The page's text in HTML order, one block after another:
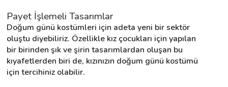
Payet İşlemeli Tasarımlar
Doğum günü kostümleri için adeta yeni bir sektör
oluştu diyebiliriz. Özellikle kız çocukları için yapılan
bir birinden şık ve şirin tasarımlardan oluşan bu
kıyafetlerden biri de, kızınızın doğum günü kostümü
için tercihiniz olabilir.